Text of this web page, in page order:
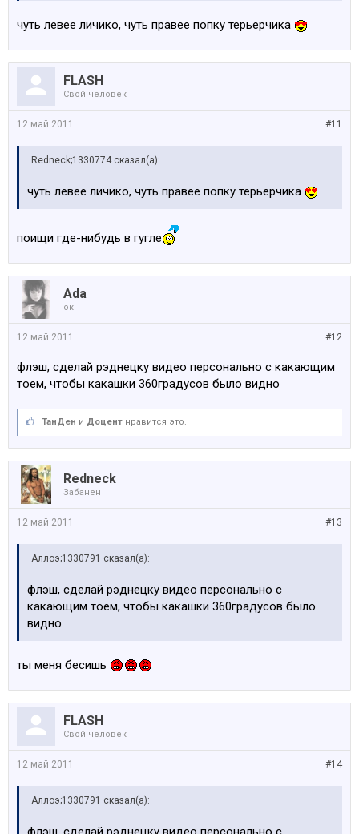
чуть левее личико, чуть правее попку терьерчика
FLASH
Свой человек
#11
12 май 2011
Redneck;1330774 сказал(а):
чуть левее личико, чуть правее попку терьерчика
поищи где-нибудь в гугле
Ada
ок
#12
12 май 2011
флэш, сделай рэднецку видео персонально с какающим
тоем, чтобы какашки 360градусов было видно
ТанДен и Доцент нравится это.
Redneck
Забанен
#13
12 май 2011
Аллоэ;1330791 сказал(а):
флэш, сделай рэднецку видео персонально с
какающим тоем, чтобы какашки 360градусов было
видно
ты меня бесишь
FLASH
Свой человек
#14
12 май 2011
Аллоэ;1330791 сказал(а):